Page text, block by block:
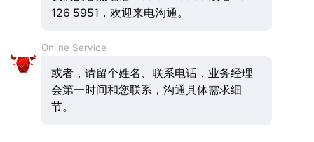
126 5951，欢迎来电沟通。
Online Service
或者，请留个姓名、联系电话，业务经理
会第一时间和您联系，沟通具体需求细
节。